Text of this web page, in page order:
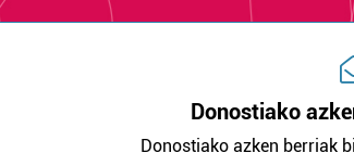
Donostiako
Donostiako azken berriak